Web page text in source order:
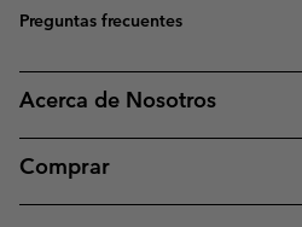
Preguntas frecuentes
Acerca de Nosotros
Comprar